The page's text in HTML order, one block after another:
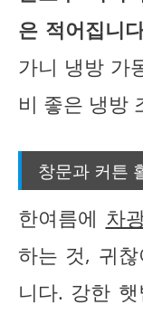
은 적어집니
가니 냉방 가
비 좋은 냉방
창문과 커튼
한여름에 차
하는 것, 귀
니다. 강한